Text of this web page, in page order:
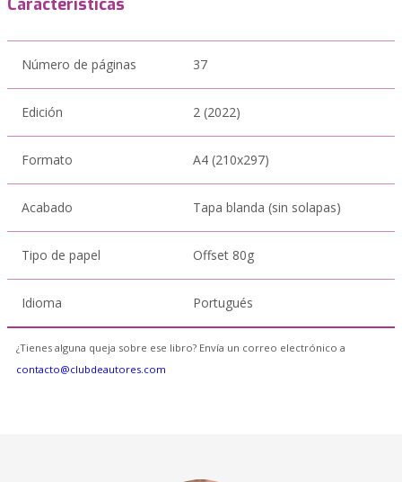
Características
Número de páginas 37
Edición 2 (2022)
Formato A4 (210x297)
Acabado Tapa blanda (sin solapas)
Tipo de papel Offset 80g
Idioma Portugués
¿Tienes alguna queja sobre ese libro? Envía un correo electrónico a
contacto@clubdeautores.com